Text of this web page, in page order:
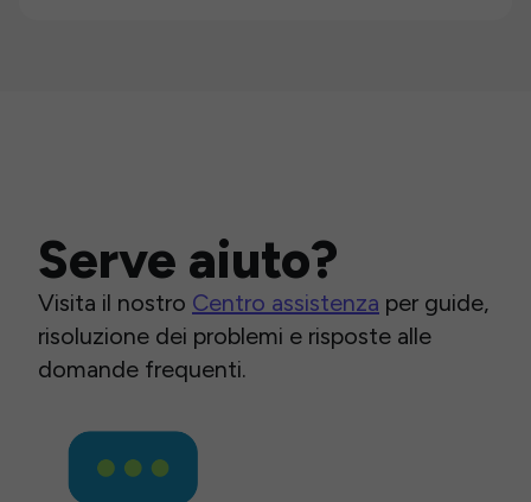
Serve aiuto?
Visita il nostro Centro assistenza per guide,
risoluzione dei problemi e risposte alle
domande frequenti.